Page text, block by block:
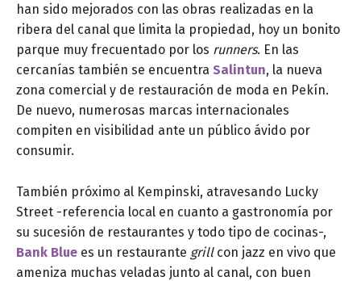
han sido mejorados con las obras realizadas en la
ribera del canal que limita la propiedad, hoy un bonito
parque muy frecuentado por los runners. En las
cercanías también se encuentra Salintun, la nueva
zona comercial y de restauración de moda en Pekín.
De nuevo, numerosas marcas internacionales
compiten en visibilidad ante un público ávido por
consumir.
También próximo al Kempinski, atravesando Lucky
Street -referencia local en cuanto a gastronomía por
su sucesión de restaurantes y todo tipo de cocinas-,
Bank Blue es un restaurante grillcon jazz en vivo que
ameniza muchas veladas junto al canal, con buen